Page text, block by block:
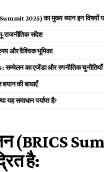
2025) का मुख्य ध्यान इन विषयों
राजनीतिक संदेश
और वैश्विक भूमिका
सम्मेलन का एजेंडा और रणनीतिक चुनौतियाँ
की बाधाएँ
यह समाधान पर्याप्त है?
(BRICS
है: